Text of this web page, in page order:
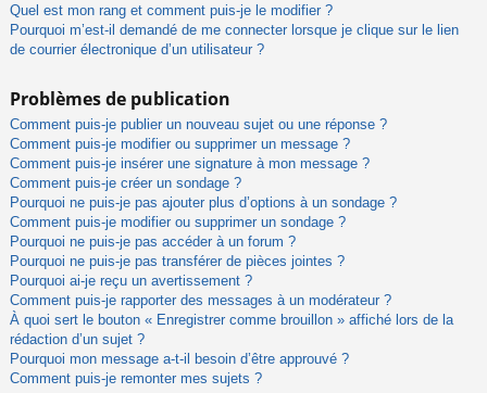
Quel est mon rang et comment puis-je le modifier ?
Pourquoi m’est-il demandé de me connecter lorsque je clique sur le lien
de courrier électronique d’un utilisateur ?
Problèmes de publication
Comment puis-je publier un nouveau sujet ou une réponse ?
Comment puis-je modifier ou supprimer un message ?
Comment puis-je insérer une signature à mon message ?
Comment puis-je créer un sondage ?
Pourquoi ne puis-je pas ajouter plus d’options à un sondage ?
Comment puis-je modifier ou supprimer un sondage ?
Pourquoi ne puis-je pas accéder à un forum ?
Pourquoi ne puis-je pas transférer de pièces jointes ?
Pourquoi ai-je reçu un avertissement ?
Comment puis-je rapporter des messages à un modérateur ?
À quoi sert le bouton « Enregistrer comme brouillon » affiché lors de la
rédaction d’un sujet ?
Pourquoi mon message a-t-il besoin d’être approuvé ?
Comment puis-je remonter mes sujets ?